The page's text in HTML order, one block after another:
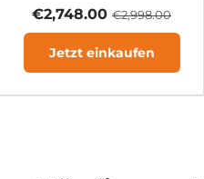
€2,748.00 €2,998.00
Jetzt einkaufen